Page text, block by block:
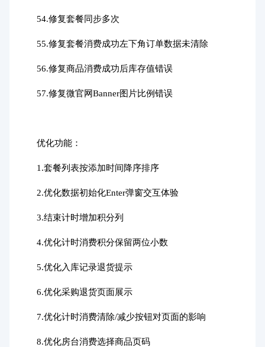
54.修复套餐同步多次
55.修复套餐消费成功左下角订单数据未清除
56.修复商品消费成功后库存值错误
57.修复微官网Banner图片比例错误
优化功能：
1.套餐列表按添加时间降序排序
2.优化数据初始化Enter弹窗交互体验
3.结束计时增加积分列
4.优化计时消费积分保留两位小数
5.优化入库记录退货提示
6.优化采购退货页面展示
7.优化计时消费清除/减少按钮对页面的影响
8.优化房台消费选择商品页码